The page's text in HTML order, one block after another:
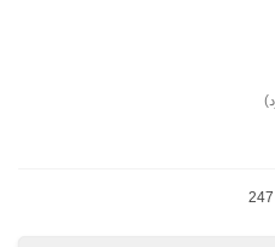
247